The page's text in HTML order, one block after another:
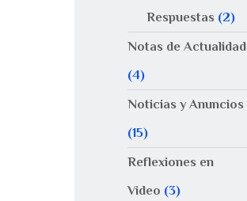
Respuestas (2)
Notas de Actualidad
(4)
Noticias y Anuncios
(15)
Reflexiones en
Video (3)